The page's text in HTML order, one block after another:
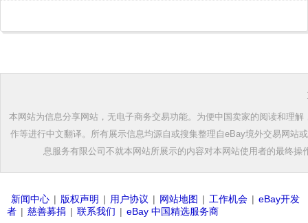
本网站为信息分享网站，无电子商务交易功能。为便中国卖家的阅读和理
作等进行中文翻译。所有展示信息均源自或搜集整理自eBay境外交易网站
息服务有限公司不就本网站所展示的内容对本网站使用者的最终
新闻中心 | 版权声明 | 用户协议 | 网站地图 | 工作机会 | eBay开发
者 | 慈善募捐 | 联系我们 | eBay 中国精选服务商